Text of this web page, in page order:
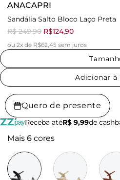
ANACAPRI
Sandália Salto Bloco Laço Preta
R$ 249,90 R$124,90
ou 2x de R$62,45 sem juros
Adicionar à
Quero de presente
Receba atéR$ 9,99de
Mais 6 cores